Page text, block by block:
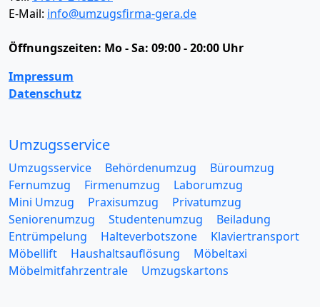
E-Mail: info@umzugsfirma-gera.de
Öffnungszeiten: Mo - Sa: 09:00 - 20:00 Uhr
Impressum
Datenschutz
Umzugsservice
Umzugsservice Behördenumzug
Büroumzug
Fernumzug
Firmenumzug
Laborumzug
Mini Umzug
Praxisumzug
Privatumzug
Seniorenumzug
Studentenumzug
Beiladung
Entrümpelung
Halteverbotszone
Klaviertransport
Möbellift
Haushaltsauflösung
Möbeltaxi
Möbelmitfahrzentrale
Umzugskartons